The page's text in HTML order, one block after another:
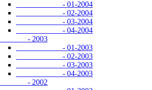
- 01-2004
- 02-2004
- 03-2004
- 04-2004
- 2003
- 01-2003
- 02-2003
- 03-2003
- 04-2003
- 2002